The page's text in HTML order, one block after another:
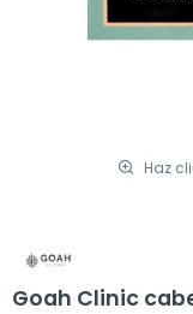
Haz
Goah Clinic